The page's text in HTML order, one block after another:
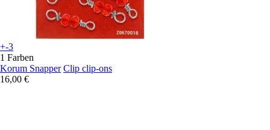
+-3
1 Farben
Korum Snapper Clip clip-ons
16,00 €